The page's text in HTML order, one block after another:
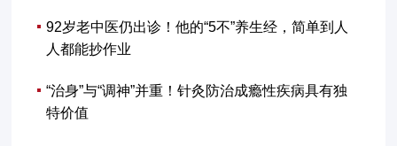
92岁老中医仍出诊！他的“5不”养生经，简单到人
人都能抄作业
“治身”与“调神”并重！针灸防治成瘾性疾病具有独
特价值